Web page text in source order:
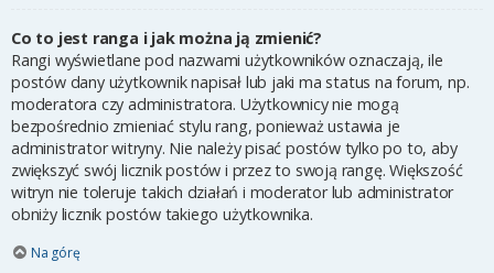
Co to jest ranga i jak można ją zmienić?
Rangi wyświetlane pod nazwami użytkowników oznaczają, ile
postów dany użytkownik napisał lub jaki ma status na forum, np.
moderatora czy administratora. Użytkownicy nie mogą
bezpośrednio zmieniać stylu rang, ponieważ ustawia je
administrator witryny. Nie należy pisać postów tylko po to, aby
zwiększyć swój licznik postów i przez to swoją rangę. Większość
witryn nie toleruje takich działań i moderator lub administrator
obniży licznik postów takiego użytkownika.
Na górę